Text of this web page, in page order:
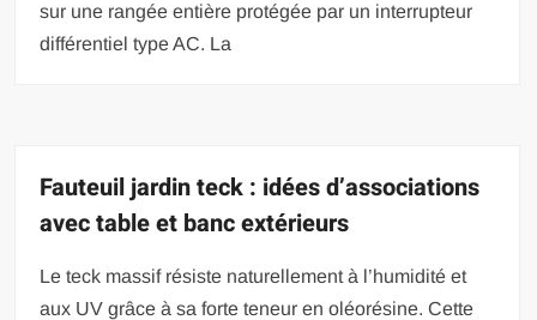
sur une rangée entière protégée par un interrupteur
différentiel type AC. La
Fauteuil jardin teck : idées d’associations
avec table et banc extérieurs
Le teck massif résiste naturellement à l’humidité et
aux UV grâce à sa forte teneur en oléorésine. Cette